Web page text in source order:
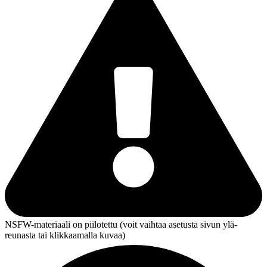
NSFW-materiaali on piilotettu (voit vaihtaa asetusta sivun ylä­
reunasta tai klikkaamalla kuvaa)